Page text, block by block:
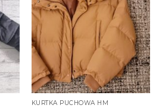
KURTKA PUCHOWA HM